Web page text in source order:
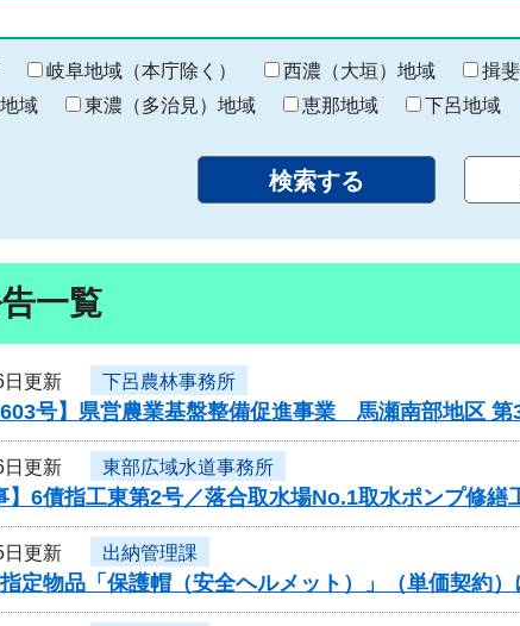
終
わ
り
岐阜地域（本庁除く） 西濃（大垣）地域 揖
域
東濃（多治見）地域 恵那地域 下呂地域
一覧
日更新 下呂農林事務所
号】県営農業基盤整備促進事業 馬瀬南部地区
日更新 東部広域水道事務所
】6債指工東第2号／落合取水場No.1取水ポンプ修繕
日更新 出納管理課
定物品「保護帽（安全ヘルメット）」（単価契約）